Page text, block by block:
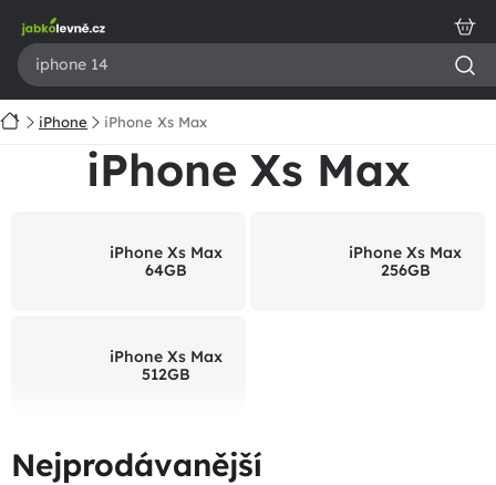
obsah
DomůiPhone iPhone Xs Max
iPhone Xs Max
iPhone Xs Max
64GB
iPhone Xs Max
256GB
iPhone Xs Max
512GB
Nejprodávanější